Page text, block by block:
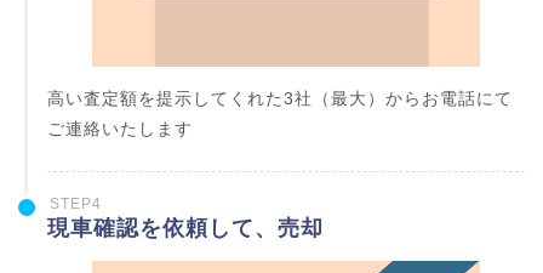
高い査定額を提示してくれた3社（最大）からお電話にて
ご連絡いたします
STEP4
現車確認を依頼して、売却